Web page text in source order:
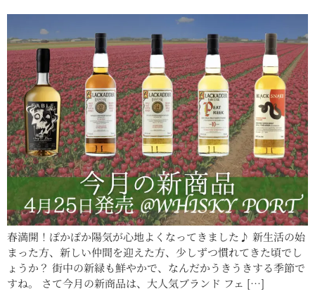
春満開！ぽかぽか陽気が心地よくなってきました♪ 新生活の始
まった方、新しい仲間を迎えた方、少しずつ慣れてきた頃でし
ょうか？ 街中の新緑も鮮やかで、なんだかうきうきする季節で
すね。 さて今月の新商品は、大人気ブランド フェ […]